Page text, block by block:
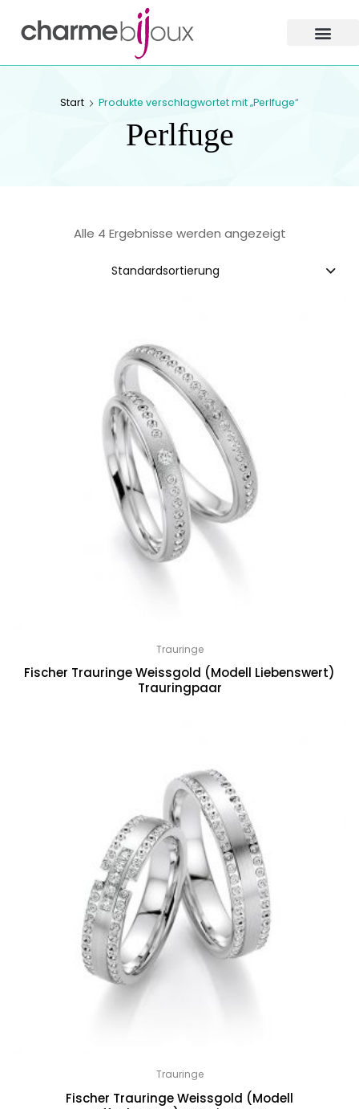
Bijoux
ZOFINGEN
Start Produkte verschlagwortet mit „Perlfuge“
Perlfuge
Alle 4 Ergebnisse werden angezeigt
Standardsortierung
Trauringe
Fischer Trauringe Weissgold (Modell Liebenswert)
Trauringpaar
Trauringe
Fischer Trauringe Weissgold (Modell